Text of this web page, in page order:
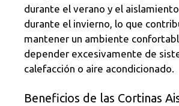
durante el verano y el
durante el invierno, lo que
mantener un ambiente
depender excesivamente de
calefacción o aire acondicionado.
Beneficios de las Cortinas